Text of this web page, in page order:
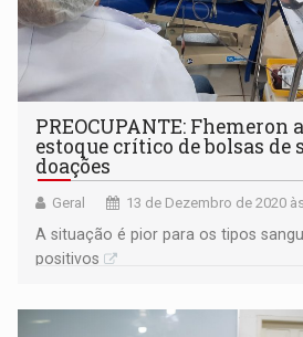
PREOCUPANTE: Fhemeron
estoque crítico de bolsas de
doações
Geral 13 de Dezembro de 2020
A situação é pior para os tipos
positivos